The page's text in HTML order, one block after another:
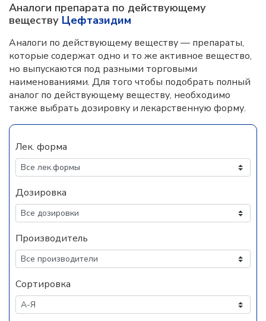
Аналоги препарата по действующему
веществу Цефтазидим
Аналоги по действующему веществу — препараты,
которые содержат одно и то же активное вещество,
но выпускаются под разными торговыми
наименованиями. Для того чтобы подобрать полный
аналог по действующему веществу, необходимо
также выбрать дозировку и лекарственную форму.
Лек. форма
Дозировка
Производитель
Сортировка